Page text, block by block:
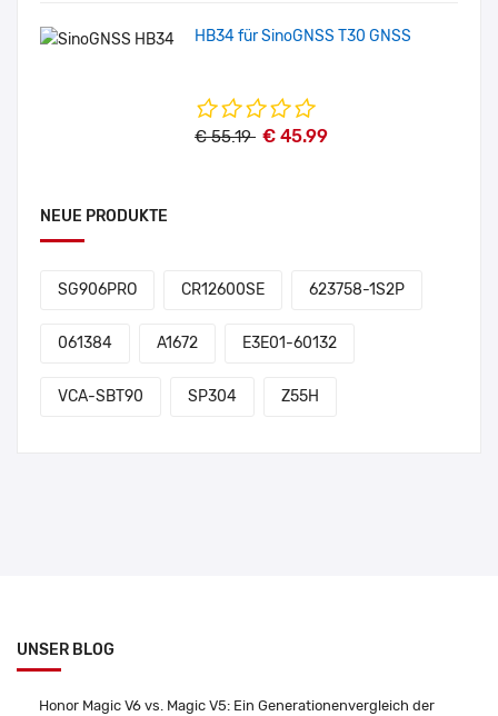
HB34 für SinoGNSS T30 GNSS
€ 55.19 € 45.99
NEUE PRODUKTE
SG906PRO CR12600SE 623758-1S2P
061384 A1672 E3E01-60132
VCA-SBT90 SP304 Z55H
UNSER BLOG
Honor Magic V6 vs. Magic V5: Ein Generationenvergleich der